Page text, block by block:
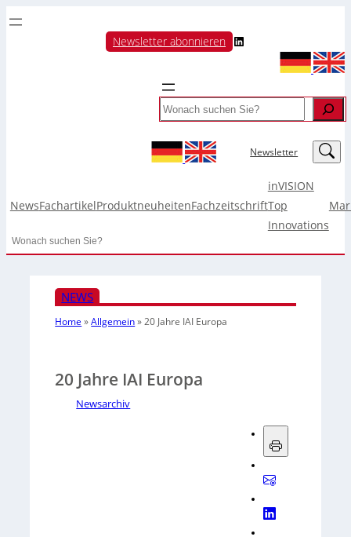
Newsletter abonnieren LinkedIn
Search
Newsletter LinkedIn
NewsFachartikelProduktneuheitenFachzeitschrift
inVISION
Top
Innovations
Search
NEWS
Home »Allgemein»20 Jahre IAI Europa
20 Jahre IAI Europa
Newsarchiv